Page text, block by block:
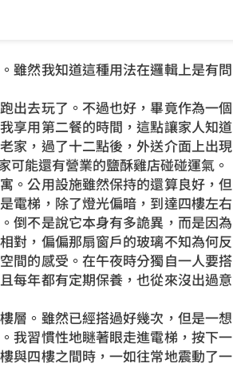
然我知道這種用法在邏輯上是有問
去玩了。不過也好，畢竟作為一個
享用第二餐的時間，這點讓家人知道
家，過了十二點後，外送介面上出現
可能還有營業的鹽酥雞店碰碰運氣。
公用設施雖然保持的還算良好，但
電梯，除了燈光偏暗，到達四樓左右
倒不是說它本身有多詭異，而是因為
對，偏偏那扇窗戶的玻璃不知為何反
間的感受。在午夜時分獨自一人要搭
每年都有定期保養，也從來沒出過意
。雖然已經搭過好幾次，但是一想
我習慣性地瞇著眼走進電梯，按下一
與四樓之間時，一如往常地震動了一